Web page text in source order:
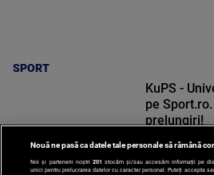
SPORT
KuPS -
pe
prelungiri!
Nouă ne pasă ca datele tale personale să rămână
Noi și partenerii noștri 201 stocăm și/sau accesăm informații pe
unici pentru prelucrarea datelor cu caracter personal. Puteți accepta